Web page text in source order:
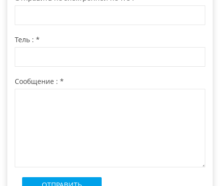
Тель : *
Сообщение : *